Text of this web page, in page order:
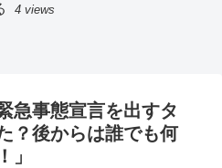
4 views
急事態宣言を出すタ
？後からは誰でも何
」